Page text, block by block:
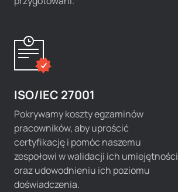
ISO/IEC 27001
Pokrywamy koszty egzaminów
pracowników, aby uprościć
certyfikację i pomóc naszemu
zespołowi w walidacji ich umiejętności
oraz udowodnieniu ich poziomu
doświadczenia.